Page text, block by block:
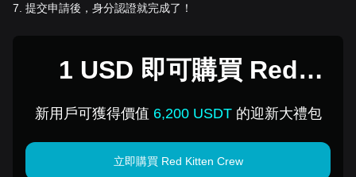
7 提交申請後，身分認證就完成了！
1 USD 即可購買 Red
Kitten Crew
新用戶可獲得價值 6,200 USDT的迎新大禮包
立即購買 Red Kitten Crew